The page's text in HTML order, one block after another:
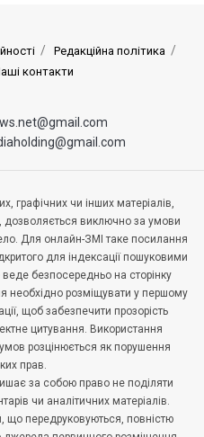
Редакційна політика
контакти
графічних чи інших матеріалів,
дозволяється виключно за умови
Для онлайн-ЗМІ таке посилання
для індексації пошуковими
безпосередньо на сторінку
необхідно розміщувати у першому
щоб забезпечити прозорість
цитування. Використання
розцінюється як порушення
прав.
за собою право не поділяти
чи аналітичних матеріалів.
що передруковуються, повністю